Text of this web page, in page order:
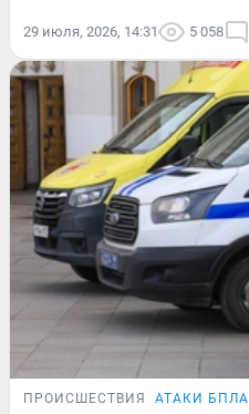
29 июля, 2026, 14:31 5 058
ПРОИСШЕСТВИЯ АТАКИ БПЛА